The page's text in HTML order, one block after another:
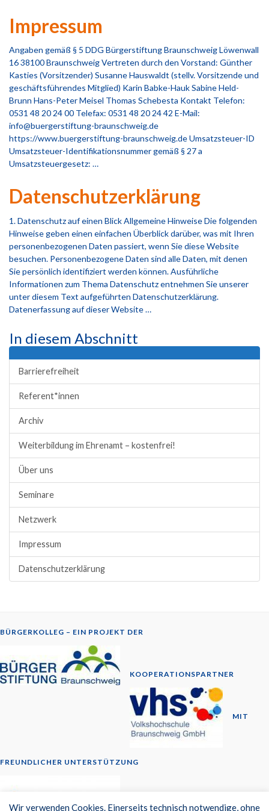
Impressum
Angaben gemäß § 5 DDG Bürgerstiftung Braunschweig Löwenwall
16 38100 Braunschweig Vertreten durch den Vorstand: Günther
Kasties (Vorsitzender) Susanne Hauswaldt (stellv. Vorsitzende und
geschäftsführendes Mitglied) Karin Babke-Hauk Sabine Held-
Brunn Hans-Peter Meisel Thomas Schebesta Kontakt Telefon:
0531 48 20 24 00 Telefax: 0531 48 20 24 42 E-Mail:
info@buergerstiftung-braunschweig.de
https://www.buergerstiftung-braunschweig.de Umsatzsteuer-ID
Umsatzsteuer-Identifikationsnummer gemäß § 27 a
Umsatzsteuergesetz: …
Datenschutzerklärung
1. Datenschutz auf einen Blick Allgemeine Hinweise Die folgenden
Hinweise geben einen einfachen Überblick darüber, was mit Ihren
personenbezogenen Daten passiert, wenn Sie diese Website
besuchen. Personenbezogene Daten sind alle Daten, mit denen
Sie persönlich identifiziert werden können. Ausführliche
Informationen zum Thema Datenschutz entnehmen Sie unserer
unter diesem Text aufgeführten Datenschutzerklärung.
Datenerfassung auf dieser Website …
In diesem Abschnitt
Barrierefreiheit
Referent*innen
Archiv
Weiterbildung im Ehrenamt – kostenfrei!
Über uns
Seminare
Netzwerk
Impressum
Datenschutzerklärung
BÜRGERKOLLEG – EIN PROJEKT DER
KOOPERATIONSPARTNER
MIT
FREUNDLICHER UNTERSTÜTZUNG
© 2014-2026
Wir verwenden Cookies. Einerseits technisch notwendige, ohne